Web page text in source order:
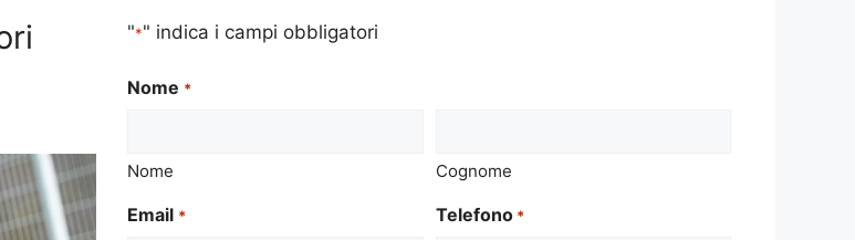
"*" indica i campi obbligatori
Nome *
Nome Cognome
Email * Telefono *